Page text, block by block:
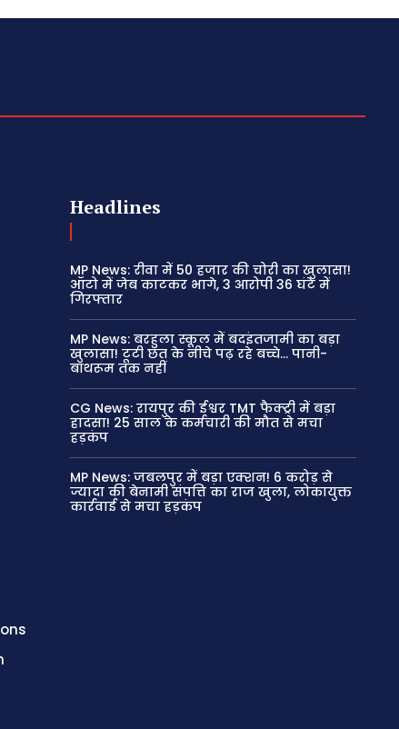
Headlines
MP News: रीवा में 50 हजार की चोरी का खुलासा!
ऑटो में जेब काटकर भागे, 3 आरोपी 36 घंटे में
गिरफ्तार
MP News: बरहुला स्कूल में बदइंतजामी का बड़ा
खुलासा! टूटी छत के नीचे पढ़ रहे बच्चे… पानी-
बाथरूम तक नहीं
CG News: रायपुर की ईश्वर TMT फैक्ट्री में बड़ा
हादसा! 25 साल के कर्मचारी की मौत से मचा
हड़कंप
MP News: जबलपुर में बड़ा एक्शन! 6 करोड़ से
ज्यादा की बेनामी संपत्ति का राज खुला, लोकायुक्त
कार्रवाई से मचा हड़कंप